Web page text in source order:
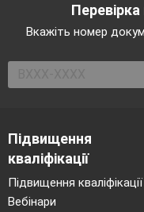
Вкажіть номер
Підвищення
кваліфікації
Підвищення кваліфікації
Вебінари